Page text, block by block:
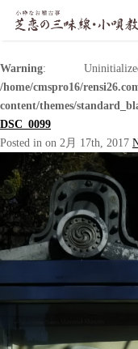
Warning:
/home/cmspro16/
content/themes/
DSC_0099
Posted in on 2月 17th, 2017